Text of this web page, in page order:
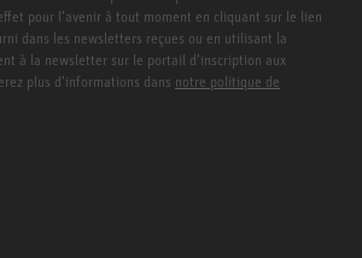
pour l’avenir à tout moment en cliquant sur le lien
dans les newsletters reçues ou en utilisant la
à la newsletter sur le portail d’inscription aux
plus d’informations dans notre politique de